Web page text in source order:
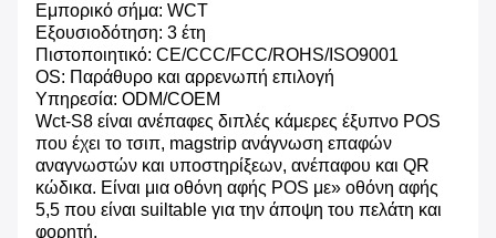
Εμπορικό σήμα: WCT
Εξουσιοδότηση: 3 έτη
Πιστοποιητικό: CE/CCC/FCC/ROHS/ISO9001
OS: Παράθυρο και αρρενωπή επιλογή
Υπηρεσία: ODM/COEM
Wct-S8 είναι ανέπαφες διπλές κάμερες έξυπνο POS
που έχει το τσιπ, magstrip ανάγνωση επαφών
αναγνωστών και υποστηρίξεων, ανέπαφου και QR
κώδικα. Είναι μια οθόνη αφής POS με» οθόνη αφής
5,5 που είναι suiltable για την άποψη του πελάτη και
φορητή.